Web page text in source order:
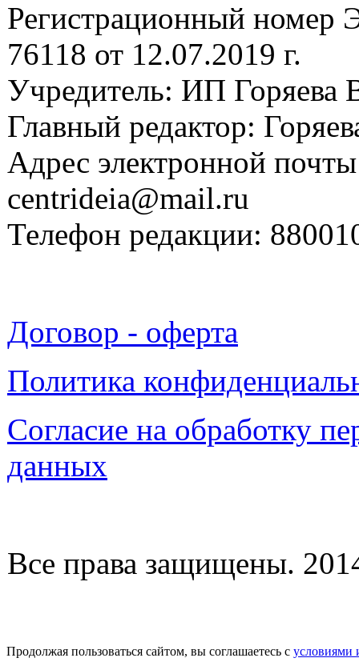
Регистрационный
76118 от 12.07.2019 г.
Учредитель: ИП Горяева
Главный редактор:
Адрес электронной
centrideia@mail.ru
Телефон редакции:
Договор - оферта
Политика
Согласие на обработку
данных
Все права защищены.
Продолжая пользоваться сайтом, вы соглашаетесь с условиями